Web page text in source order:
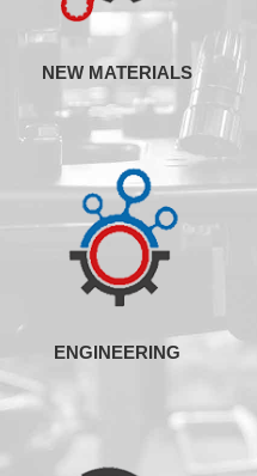
NEW MATERIALS
ENGINEERING